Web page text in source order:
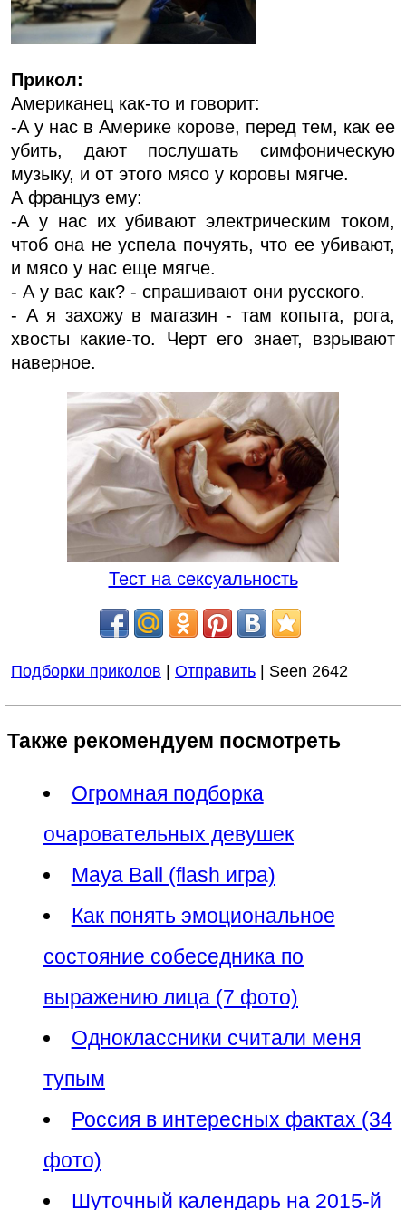
Прикол:
Американец как-то и говорит:
-А у нас в Америке корове, перед тем, как ее
убить, дают послушать симфоническую
музыку, и от этого мясо у коровы мягче.
А француз ему:
-А у нас их убивают электрическим током,
чтоб она не успела почуять, что ее убивают,
и мясо у нас еще мягче.
- А у вас как? - спрашивают они русского.
- А я захожу в магазин - там копыта, рога,
хвосты какие-то. Черт его знает, взрывают
наверное.
Тест на сексуальность
Подборки приколов Отправить | Seen 2642
Также рекомендуем посмотреть
Огромная подборка
очаровательных девушек
Maya Ball (flash игра)
Как понять эмоциональное
состояние собеседника по
выражению лица (7 фото)
Одноклассники считали меня
тупым
Россия в интересных фактах (34
фото)
Шуточный календарь на 2015-й